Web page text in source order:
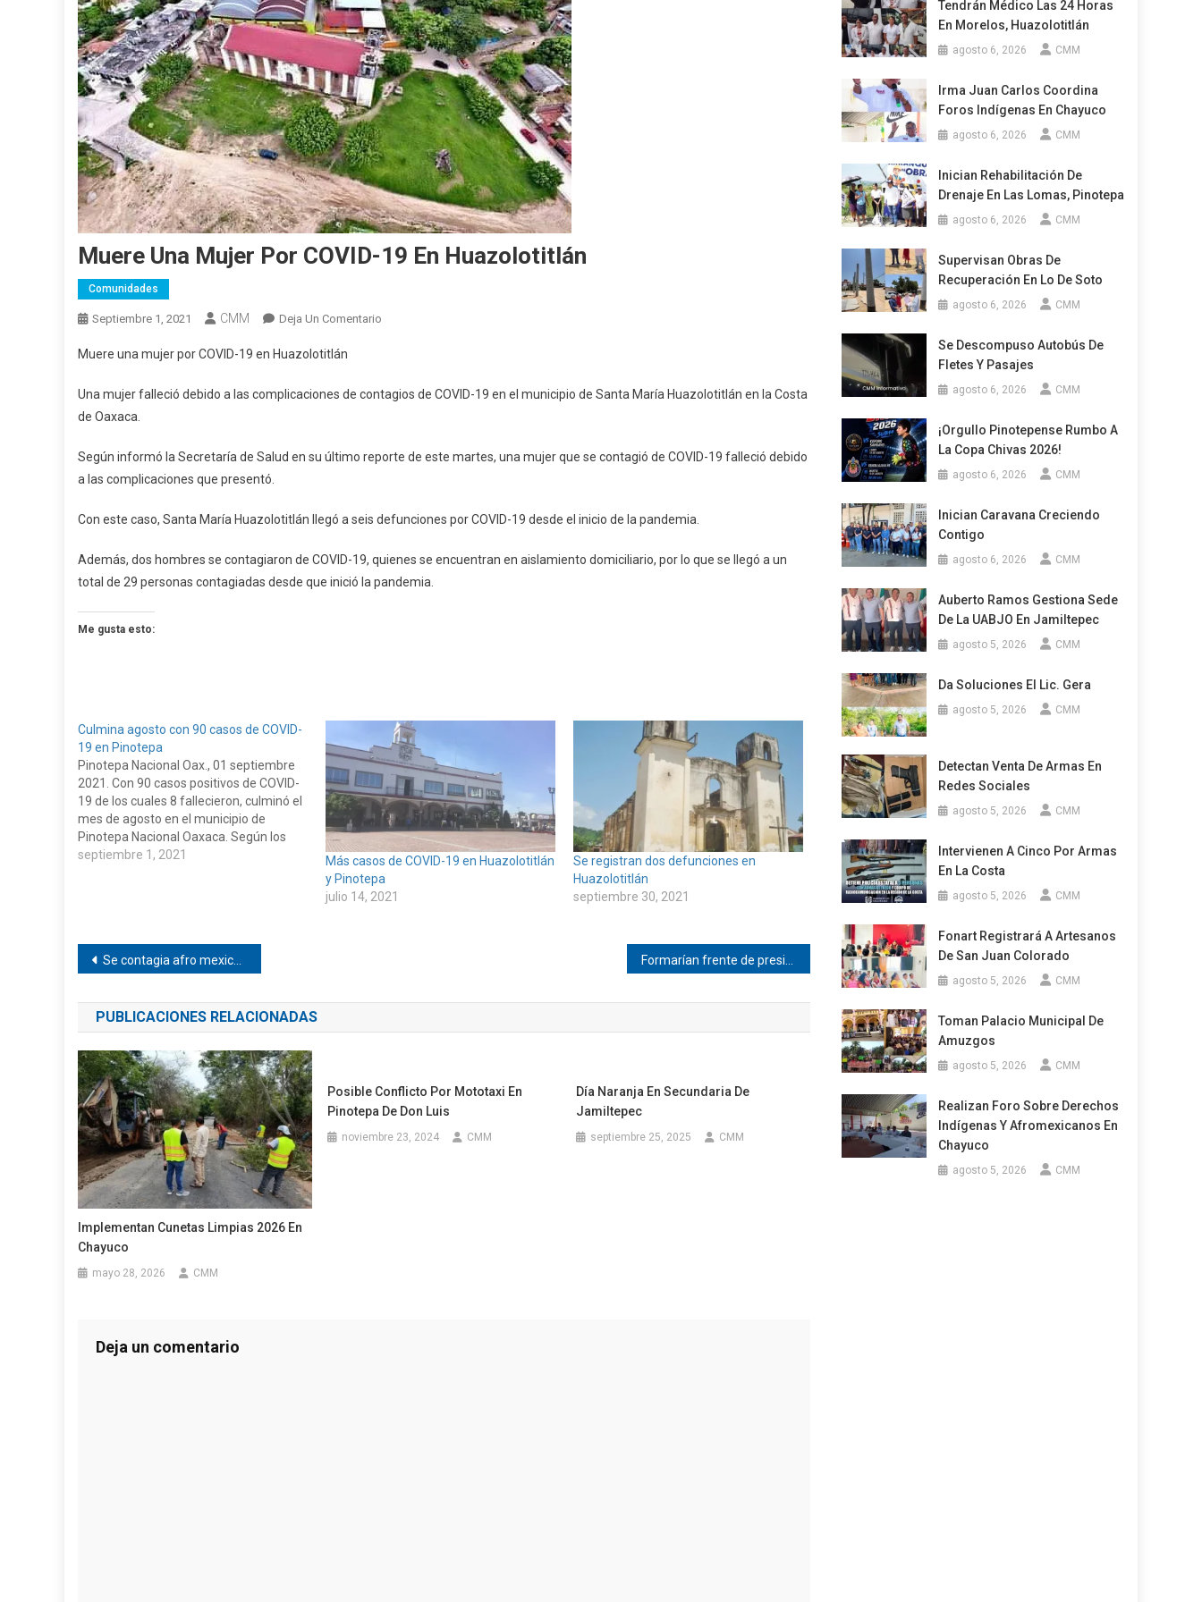
Muere Una Mujer Por COVID-19 En Huazolotitlán
Comunidades
Septiembre 1, 2021 CMM Deja Un Comentario
Por
En
Muere una mujer por COVID-19 en Huazolotitlán
Una mujer falleció debido a las complicaciones de contagios de COVID-19 en el municipio de Santa María Huazolotitlán en la Costa
de Oaxaca.
Según informó la Secretaría de Salud en su último reporte de este martes, una mujer que se contagió de COVID-19 falleció debido
a las complicaciones que presentó.
Con este caso, Santa María Huazolotitlán llegó a seis defunciones por COVID-19 desde el inicio de la pandemia.
Además, dos hombres se contagiaron de COVID-19, quienes se encuentran en aislamiento domiciliario, por lo que se llegó a un
total de 29 personas contagiadas desde que inició la pandemia.
Me gusta esto:
Culmina agosto con 90 casos de COVID-
19 en Pinotepa
Pinotepa Nacional Oax., 01 septiembre
2021. Con 90 casos positivos de COVID-
19 de los cuales 8 fallecieron, culminó el
mes de agosto en el municipio de
Pinotepa Nacional Oaxaca. Según los
datos oficiales de la Secretaría de Salud,
septiembre 1, 2021
Más casos de COVID-19 en Huazolotitlán
y Pinotepa
julio 14, 2021
Se registran dos defunciones en
Huazolotitlán
septiembre 30, 2021
Navegación
de
entradas
Se contagia afro mexicana de COVID-19 en Llano Grande
PUBLICACIONES RELACIONADAS
Implementan Cunetas Limpias 2026 En
Chayuco
mayo 28, 2026 CMM
Posible Conflicto Por Mototaxi En
Pinotepa De Don Luis
noviembre 23, 2024 CMM
Día Naranja En Secundaria De
Jamiltepec
septiembre 25, 2025 CMM
Deja un comentario
Tendrán Médico Las 24 Horas
En Morelos, Huazolotitlán
agosto 6, 2026 CMM
Irma Juan Carlos Coordina
Foros Indígenas En Chayuco
agosto 6, 2026 CMM
Inician Rehabilitación De
Drenaje En Las Lomas, Pinotepa
agosto 6, 2026 CMM
Supervisan Obras De
Recuperación En Lo De Soto
agosto 6, 2026 CMM
Se Descompuso Autobús De
Fletes Y Pasajes
agosto 6, 2026 CMM
¡Orgullo Pinotepense Rumbo A
La Copa Chivas 2026!
agosto 6, 2026 CMM
Inician Caravana Creciendo
Contigo
agosto 6, 2026 CMM
Auberto Ramos Gestiona Sede
De La UABJO En Jamiltepec
agosto 5, 2026 CMM
Da Soluciones El Lic. Gera
agosto 5, 2026 CMM
Detectan Venta De Armas En
Redes Sociales
agosto 5, 2026 CMM
Intervienen A Cinco Por Armas
En La Costa
agosto 5, 2026 CMM
Fonart Registrará A Artesanos
De San Juan Colorado
agosto 5, 2026 CMM
Toman Palacio Municipal De
Amuzgos
agosto 5, 2026 CMM
Realizan Foro Sobre Derechos
Indígenas Y Afromexicanos En
Chayuco
agosto 5, 2026 CMM